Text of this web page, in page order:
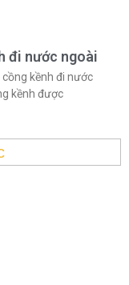
đi nước ngoài
kềnh đi nước
kềnh được